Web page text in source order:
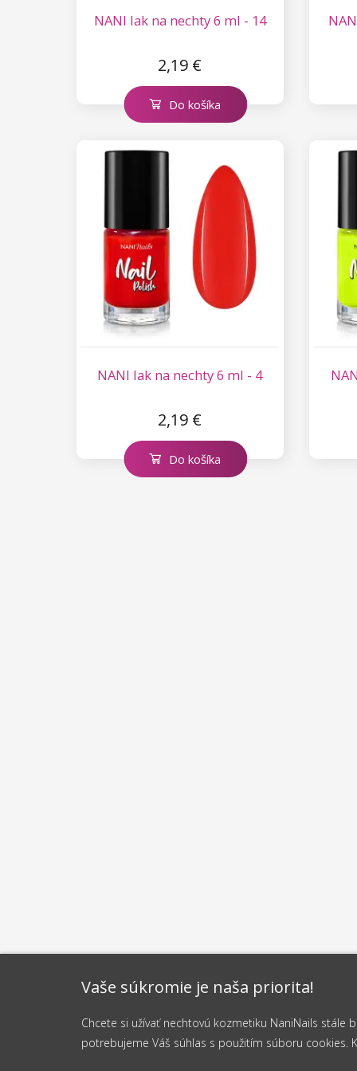
Vaše súkromie je naša priorita!
Chcete si užívať nechtovú kozmetiku NaniNails stále
potrebujeme Váš súhlas s použitím súboru cookies.
NANI lak na nechty 6 ml - 14
2,19 €
Do košíka
NANI lak na nechty 6 ml - 4
2,19 €
Do košíka